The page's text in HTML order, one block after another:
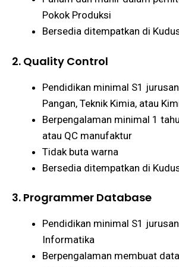
Pokok Produksi
Bersedia ditempatkan di
2. Quality Control
Pendidikan minimal S1
Pangan, Teknik Kimia, atau
Berpengalaman minimal 1
atau QC manufaktur
Tidak buta warna
Bersedia ditempatkan di
3. Programmer Database
Pendidikan minimal S1
Informatika
Berpengalaman membuat